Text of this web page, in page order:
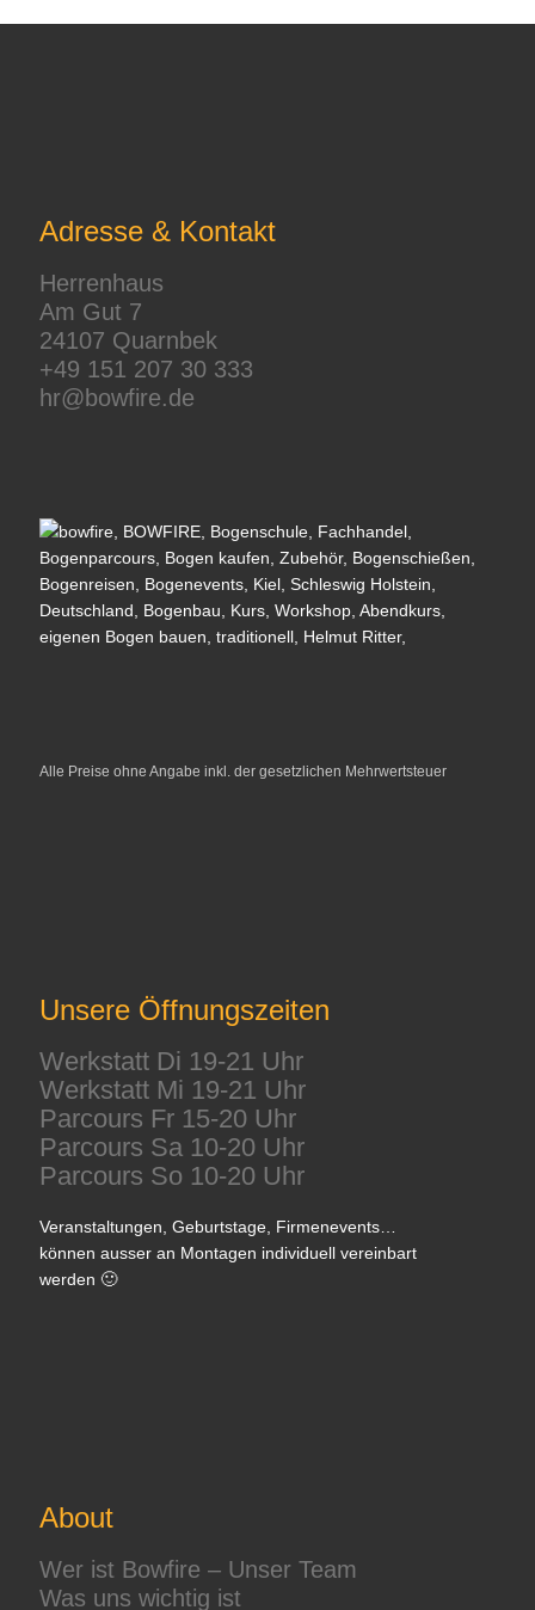
Adresse & Kontakt
Herrenhaus
Am Gut 7
24107 Quarnbek
+49 151 207 30 333
hr@bowfire.de
Alle Preise ohne Angabe inkl. der gesetzlichen Mehrwertsteuer
Unsere Öffnungszeiten
Werkstatt Di 19-21 Uhr
Werkstatt Mi 19-21 Uhr
Parcours Fr 15-20 Uhr
Parcours Sa 10-20 Uhr
Parcours So 10-20 Uhr
Veranstaltungen, Geburtstage, Firmenevents…
können ausser an Montagen individuell vereinbart
werden 🙂
About
Wer ist Bowfire – Unser Team
Was uns wichtig ist